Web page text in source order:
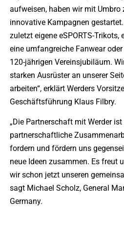
aufweisen, haben wir mit Umbro
innovative Kampagnen
zuletzt eigene eSPORTS-Trikots,
eine umfangreiche Fanwear
120-jährigen Vereinsjubiläum.
starken Ausrüster an unserer
arbeiten“, erklärt Werders
Geschäftsführung Klaus Filbry.
„Die Partnerschaft mit Werder
partnerschaftliche
fordern und fördern uns
neue Ideen zusammen. Es freut
wir schon jetzt unseren
sagt Michael Scholz, General
Germany.